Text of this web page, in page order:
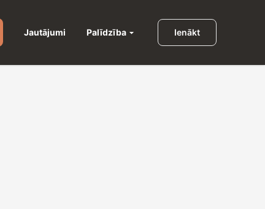
Jautājumi Palīdzība Ienākt